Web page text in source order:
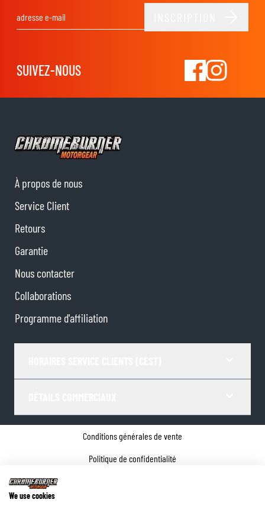
SUIVEZ-NOUS
À propos de nous
Service Client
Retours
Garantie
Nous contacter
Collaborations
Programme d'affiliation
Conditions générales de vente
Politique de confidentialité
We use cookies